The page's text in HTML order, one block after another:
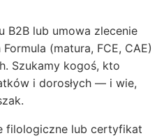
B2B lub umowa zlecenie
(matura, FCE, CAE)
Szukamy kogoś, kto
i dorosłych — i wie,
filologiczne lub certyfikat